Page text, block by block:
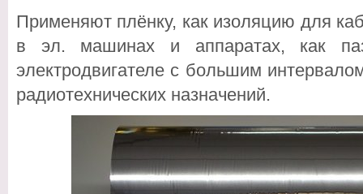
Применяют плёнку, как изоляцию для
в эл. машинах и аппаратах, как
электродвигателе с большим
радиотехнических назначений.